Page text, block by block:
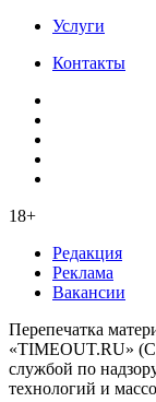
Услуги
Контакты
18+
Редакция
Реклама
Вакансии
Перепечатка
«TIMEOUT.RU»
службой по
технологий и